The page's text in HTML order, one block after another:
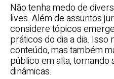
Não tenha medo de
lives. Além de assuntos
considere tópicos
práticos do dia a dia. Isso
conteúdo, mas também
público em alta, tornando
dinâmicas.